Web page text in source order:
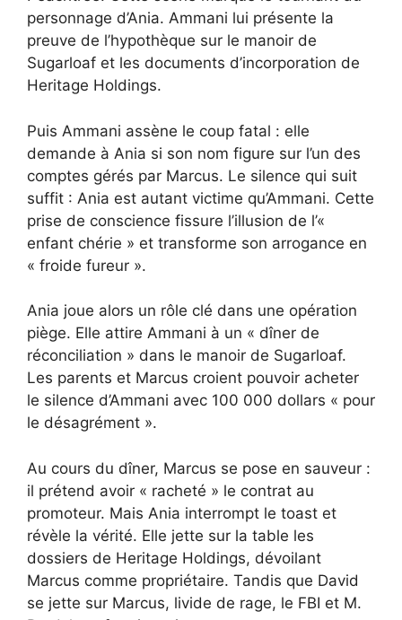
personnage d’Ania. Ammani lui présente la
preuve de l’hypothèque sur le manoir de
Sugarloaf et les documents d’incorporation de
Heritage Holdings.
Puis Ammani assène le coup fatal : elle
demande à Ania si son nom figure sur l’un des
comptes gérés par Marcus. Le silence qui suit
suffit : Ania est autant victime qu’Ammani. Cette
prise de conscience fissure l’illusion de l’«
enfant chérie » et transforme son arrogance en
« froide fureur ».
Ania joue alors un rôle clé dans une opération
piège. Elle attire Ammani à un « dîner de
réconciliation » dans le manoir de Sugarloaf.
Les parents et Marcus croient pouvoir acheter
le silence d’Ammani avec 100 000 dollars « pour
le désagrément ».
Au cours du dîner, Marcus se pose en sauveur :
il prétend avoir « racheté » le contrat au
promoteur. Mais Ania interrompt le toast et
révèle la vérité. Elle jette sur la table les
dossiers de Heritage Holdings, dévoilant
Marcus comme propriétaire. Tandis que David
se jette sur Marcus, livide de rage, le FBI et M.